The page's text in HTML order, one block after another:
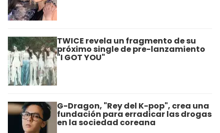
TWICE revela un fragmento de su
próximo single de pre-lanzamiento
"I GOT YOU"
G-Dragon, "Rey del K-pop", crea una
fundación para erradicar las drogas
en la sociedad coreana